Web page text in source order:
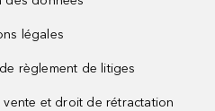
légales
règlement de litiges
et droit de rétractation